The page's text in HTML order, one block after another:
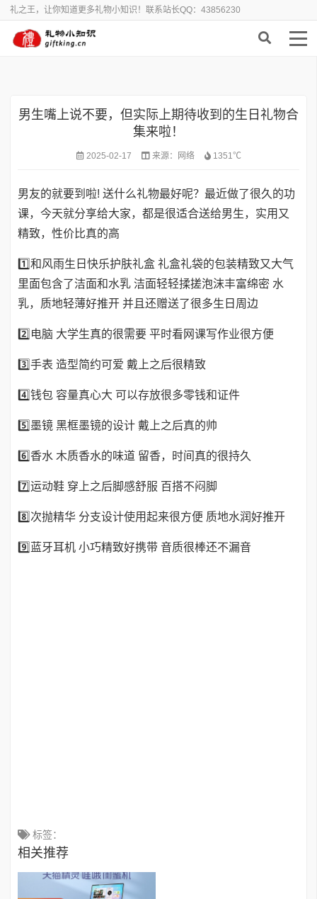
礼之王，让你知道更多礼物小知识！联系站长QQ：43856230
首页 >送礼百科
男生嘴上说不要，但实际上期待收到的生日礼物合
集来啦！
2025-02-17 来源： 网络 1351℃
男友的就要到啦! 送什么礼物最好呢？最近做了很久的功
课，今天就分享给大家，都是很适合送给男生，实用又
精致，性价比真的高
1️⃣和风雨生日快乐护肤礼盒 礼盒礼袋的包装精致又大气
里面包含了洁面和水乳 洁面轻轻揉搓泡沫丰富绵密 水
乳，质地轻薄好推开 并且还赠送了很多生日周边
2️⃣电脑 大学生真的很需要 平时看网课写作业很方便
3️⃣手表 造型简约可爱 戴上之后很精致
4️⃣钱包 容量真心大 可以存放很多零钱和证件
5️⃣墨镜 黑框墨镜的设计 戴上之后真的帅
6️⃣香水 木质香水的味道 留香，时间真的很持久
7️⃣运动鞋 穿上之后脚感舒服 百搭不闷脚
8️⃣次抛精华 分支设计使用起来很方便 质地水润好推开
9️⃣蓝牙耳机 小巧精致好携带 音质很棒还不漏音
标签：
相关推荐